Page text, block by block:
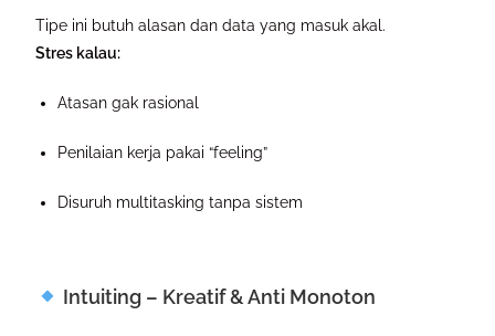
Tipe ini butuh alasan dan data yang masuk akal.
Stres kalau:
Atasan gak rasional
Penilaian kerja pakai “feeling”
Disuruh multitasking tanpa sistem
Intuiting – Kreatif & Anti Monoton